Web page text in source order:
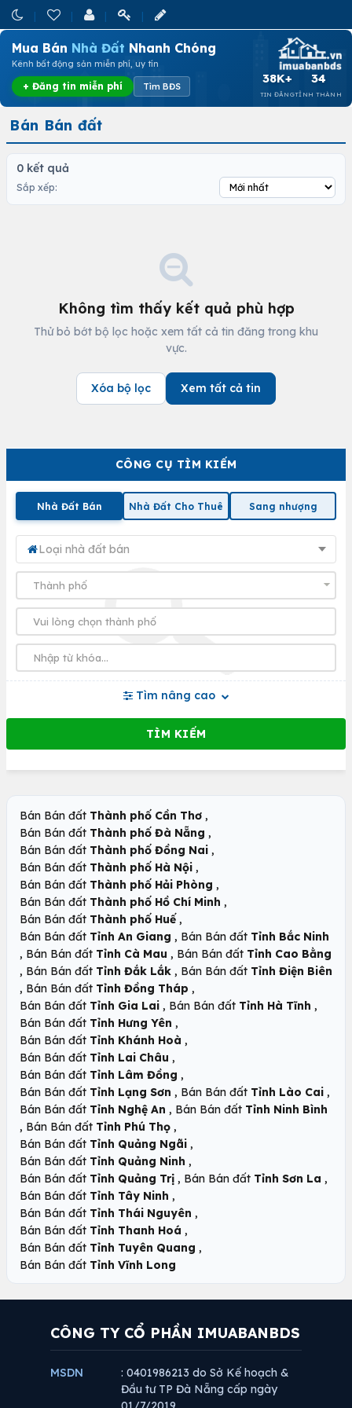
Mua Bán Nhà Đất Nhanh Chóng
Kênh bất động sản miễn phí, uy tín
+ Đăng tin miễn phí Tìm BĐS
38K+
TIN ĐĂNG
34
TỈNH THÀNH
CÔNG CỤ TÌM KIẾM
Nhà Đất Bán Nhà Đất Cho Thuê Sang nhượng
Loại nhà đất bán
Tìm nâng cao
Bán Bán đất
0 kết quả
Sắp xếp:
Không tìm thấy kết quả phù hợp
Thử bỏ bớt bộ lọc hoặc xem tất cả tin đăng trong khu
vực.
Xóa bộ lọc Xem tất cả tin
Bán Bán đất Thành phố Cần Thơ ,
Bán Bán đất Thành phố Đà Nẵng ,
Bán Bán đất Thành phố Đồng Nai ,
Bán Bán đất Thành phố Hà Nội ,
Bán Bán đất Thành phố Hải Phòng ,
Bán Bán đất Thành phố Hồ Chí Minh ,
Bán Bán đất Thành phố Huế ,
Bán Bán đất Tỉnh An Giang , Bán Bán đất Tỉnh Bắc Ninh
, Bán Bán đất Tỉnh Cà Mau , Bán Bán đất Tỉnh Cao Bằng
, Bán Bán đất Tỉnh Đắk Lắk , Bán Bán đất Tỉnh Điện Biên
, Bán Bán đất Tỉnh Đồng Tháp ,
Bán Bán đất Tỉnh Gia Lai , Bán Bán đất Tỉnh Hà Tĩnh ,
Bán Bán đất Tỉnh Hưng Yên ,
Bán Bán đất Tỉnh Khánh Hoà ,
Bán Bán đất Tỉnh Lai Châu ,
Bán Bán đất Tỉnh Lâm Đồng ,
Bán Bán đất Tỉnh Lạng Sơn , Bán Bán đất Tỉnh Lào Cai ,
Bán Bán đất Tỉnh Nghệ An , Bán Bán đất Tỉnh Ninh Bình
, Bán Bán đất Tỉnh Phú Thọ ,
Bán Bán đất Tỉnh Quảng Ngãi ,
Bán Bán đất Tỉnh Quảng Ninh ,
Bán Bán đất Tỉnh Quảng Trị , Bán Bán đất Tỉnh Sơn La ,
Bán Bán đất Tỉnh Tây Ninh ,
Bán Bán đất Tỉnh Thái Nguyên ,
Bán Bán đất Tỉnh Thanh Hoá ,
Bán Bán đất Tỉnh Tuyên Quang ,
Bán Bán đất Tỉnh Vĩnh Long
CÔNG TY CỔ PHẦN IMUABANBDS
MSDN
: 0401986213 do Sở Kế hoạch &
Đầu tư TP Đà Nẵng cấp ngày